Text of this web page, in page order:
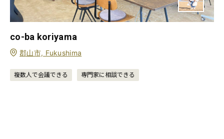
co-ba koriyama
郡山市, Fukushima
複数人で会議できる 専門家に相談できる